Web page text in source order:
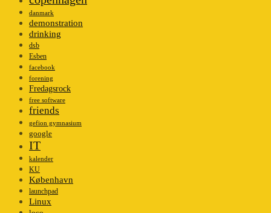
danmark
demonstration
drinking
dsb
Esben
facebook
forening
Fredagsrock
free software
friends
gefion gymnasium
google
IT
kalender
KU
København
launchpad
Linux